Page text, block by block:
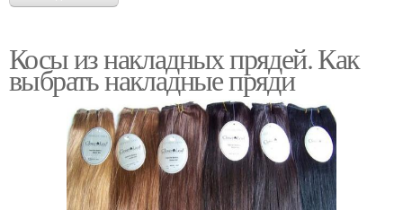
Косы из накладных прядей. Как
выбрать накладные пряди